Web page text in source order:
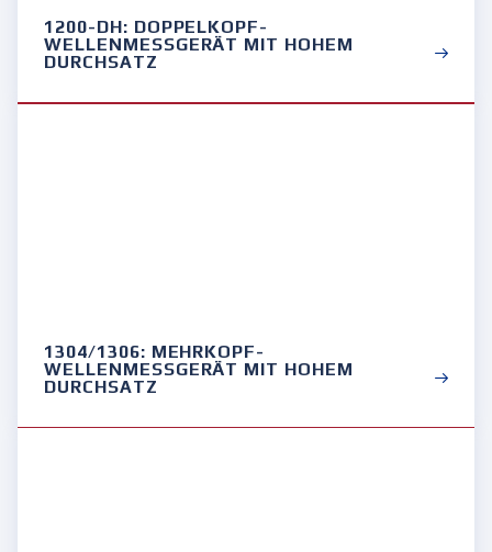
1200-DH: DOPPELKOPF-
WELLENMESSGERÄT MIT HOHEM
DURCHSATZ
1304/1306: MEHRKOPF-
WELLENMESSGERÄT MIT HOHEM
DURCHSATZ